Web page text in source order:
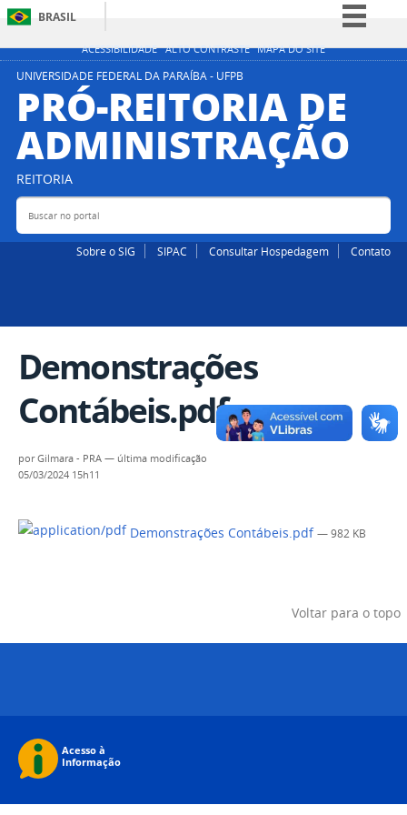
ACESSIBILIDADE ALTO CONTRASTE MAPA DO SITE
BRASIL
Simplifique!
Participe
Acesso à informação
Legislação
UNIVERSIDADE FEDERAL DA PARAÍBA - UFPB
PRÓ-REITORIA DE
ADMINISTRAÇÃO
REITORIA
Buscar no portal
Sobre o SIG SIPAC Consultar Hospedagem Contato
Demonstrações
Contábeis.pdf
porGilmara - PRA — última modificação
05/03/2024 15h11
Demonstrações Contábeis.pdf — 982 KB
Voltar para o topo